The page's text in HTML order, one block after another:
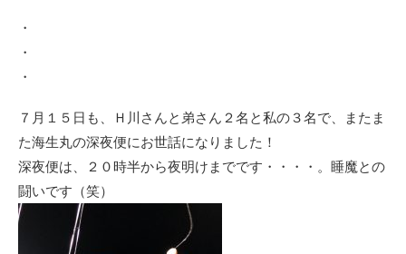
・
・
・
７月１５日も、Ｈ川さんと弟さん２名と私の３名で、またま
た海生丸の深夜便にお世話になりました！
深夜便は、２０時半から夜明けまでです・・・・。睡魔との
闘いです（笑）